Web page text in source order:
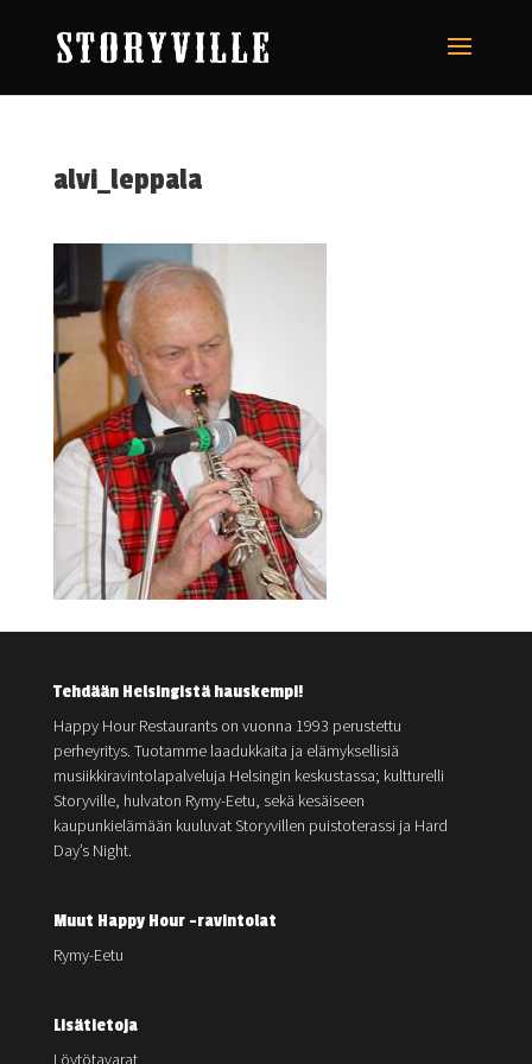
alvi_leppala
Tehdään Helsingistä hauskempi!
Happy Hour Restaurants on vuonna 1993 perustettu
perheyritys. Tuotamme laadukkaita ja elämyksellisiä
musiikkiravintolapalveluja Helsingin keskustassa; kultturelli
Storyville, hulvaton Rymy-Eetu, sekä kesäiseen
kaupunkielämään kuuluvat Storyvillen puistoterassi ja Hard
Day’s Night.
Muut Happy Hour -ravintolat
Rymy-Eetu
Lisätietoja